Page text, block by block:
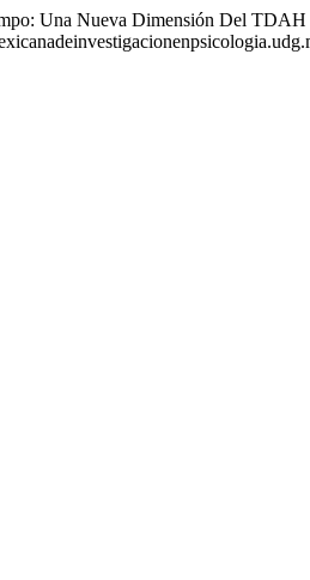
Una Nueva Dimensión Del